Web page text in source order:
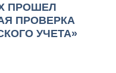
ПРОШЕЛ
ПРОВЕРКА
УЧЕТА»